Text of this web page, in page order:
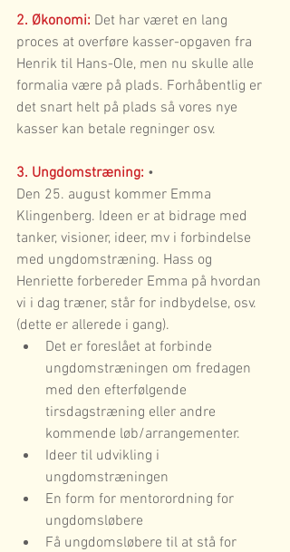
2. Økonomi: Det har været en lang
proces at overføre kasser-opgaven fra
Henrik til Hans-Ole, men nu skulle alle
formalia være på plads. Forhåbentlig er
det snart helt på plads så vores nye
kasser kan betale regninger osv.
3. Ungdomstræning:
Den 25. august kommer Emma
Klingenberg. Ideen er at bidrage med
tanker, visioner, ideer, mv i forbindelse
med ungdomstræning. Hass og
Henriette forbereder Emma på hvordan
vi i dag træner, står for indbydelse, osv.
(dette er allerede i gang).
Det er foreslået at forbinde
ungdomstræningen om fredagen
med den efterfølgende
tirsdagstræning eller andre
kommende løb/arrangementer.
Ideer til udvikling i
ungdomstræningen
En form for mentorordning for
ungdomsløbere
Få ungdomsløbere til at stå for